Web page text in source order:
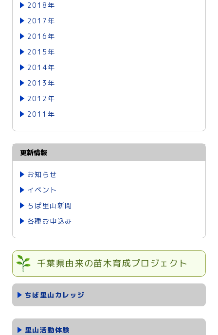
2018年
2017年
2016年
2015年
2014年
2013年
2012年
2011年
更新情報
お知らせ
イベント
ちば里山新聞
各種お申込み
千葉県由来の苗木育成プロジェクト
ちば里山カレッジ
里山活動体験